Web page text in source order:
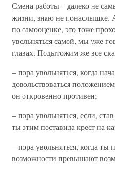
Смена работы – далеко не
жизни, знаю не понаслышке.
по самооценке, это тоже
увольняться самой, мы уже
главах. Подытожим же все
– пора увольняться, когда
довольствоваться
он откровенно противен;
– пора увольняться, если,
ты этим поставила крест на
– пора увольняться, когда ты
возможности превышают